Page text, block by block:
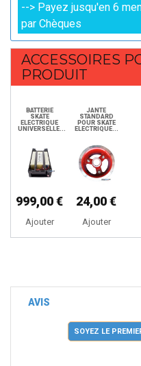
--> Payez jusqu'en 6
par Chèques
ACCESSOIRES
PRODUIT
BATTERIE
SKATE
ELECTRIQUE
UNIVERSELLE...
999,00 €
Ajouter
JANTE
STANDARD
POUR SKATE
ELECTRIQUE...
24,00 €
Ajouter
AVIS
SOYEZ LE